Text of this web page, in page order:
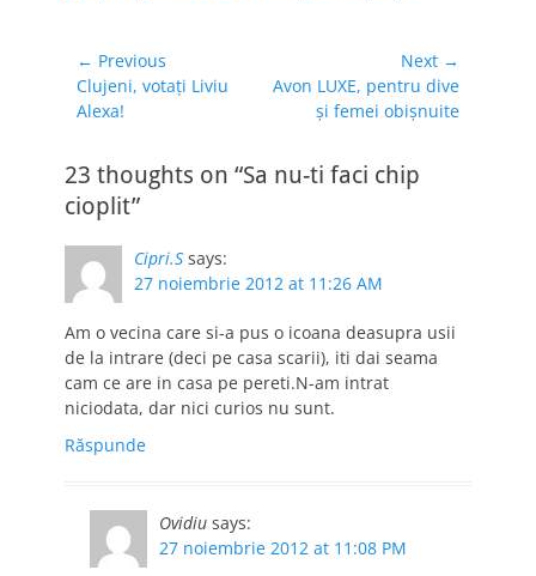
Navigare
în
articole
← Previous
Previous
post:
Clujeni, votaţi Liviu
Alexa!
Next →
Next
Avon LUXE, pentru dive
şi femei obişnuite
23 thoughts on “Sa nu-ti faci chip
cioplit”
Cipri.S says:
27 noiembrie 2012 at 11:26 AM
Am o vecina care si-a pus o icoana deasupra usii
de la intrare (deci pe casa scarii), iti dai seama
cam ce are in casa pe pereti.N-am intrat
niciodata, dar nici curios nu sunt.
Răspunde
Ovidiu says:
27 noiembrie 2012 at 11:08 PM